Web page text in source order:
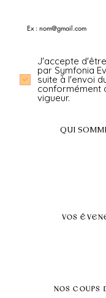
J'accepte
par Symfonia
suite à l'envoi
conformément
vigueur.
QUI
VOS
NOS COUPS